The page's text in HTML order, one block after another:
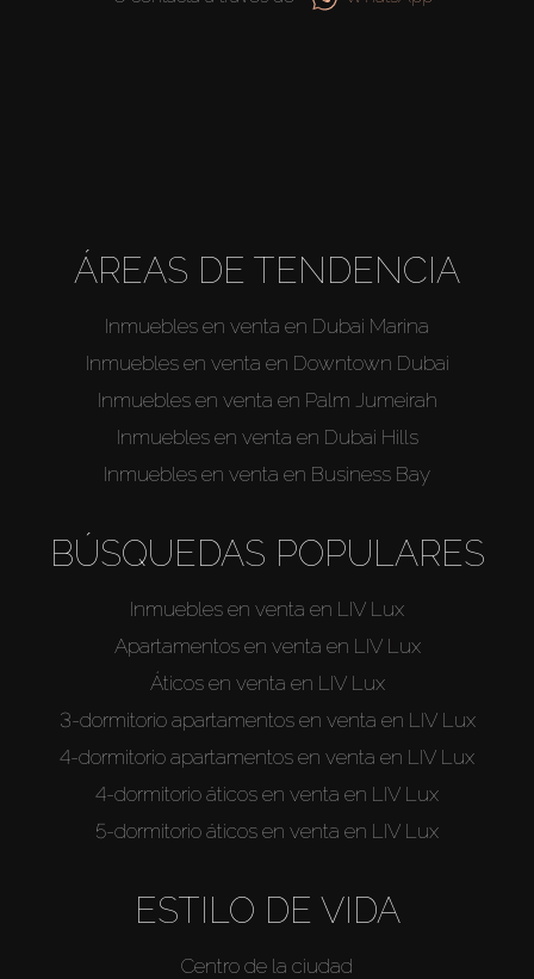
ÁREAS DE TENDENCIA
Inmuebles en venta en Dubai Marina
Inmuebles en venta en Downtown Dubai
Inmuebles en venta en Palm Jumeirah
Inmuebles en venta en Dubai Hills
Inmuebles en venta en Business Bay
BÚSQUEDAS POPULARES
Inmuebles en venta en LIV Lux
Apartamentos en venta en LIV Lux
Áticos en venta en LIV Lux
3-dormitorio apartamentos en venta en LIV Lux
4-dormitorio apartamentos en venta en LIV Lux
4-dormitorio áticos en venta en LIV Lux
5-dormitorio áticos en venta en LIV Lux
ESTILO DE VIDA
Centro de la ciudad